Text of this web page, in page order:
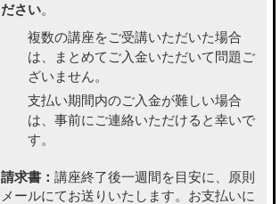
ださい。
複数の講座をご受講いただいた場合
は、まとめてご入金いただいて問題ご
ざいません。
支払い期間内のご入金が難しい場合
は、事前にご連絡いただけると幸いで
す。
請求書： 講座終了後一週間を目安に、原則
メールにてお送りいたします。お支払いに